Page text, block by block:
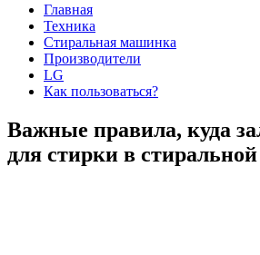
Главная
Техника
Стиральная машинка
Производители
LG
Как пользоваться?
Важные правила, куда
для стирки в